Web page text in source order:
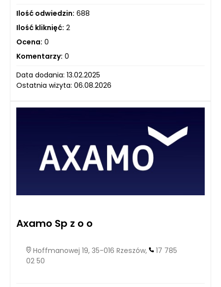
Ilość odwiedzin: 688
Ilość kliknięć: 2
Ocena: 0
Komentarzy: 0
Data dodania: 13.02.2025
Ostatnia wizyta: 06.08.2026
Axamo Sp z o o
Hoffmanowej 19, 35-016 Rzeszów,
17 785
02 50